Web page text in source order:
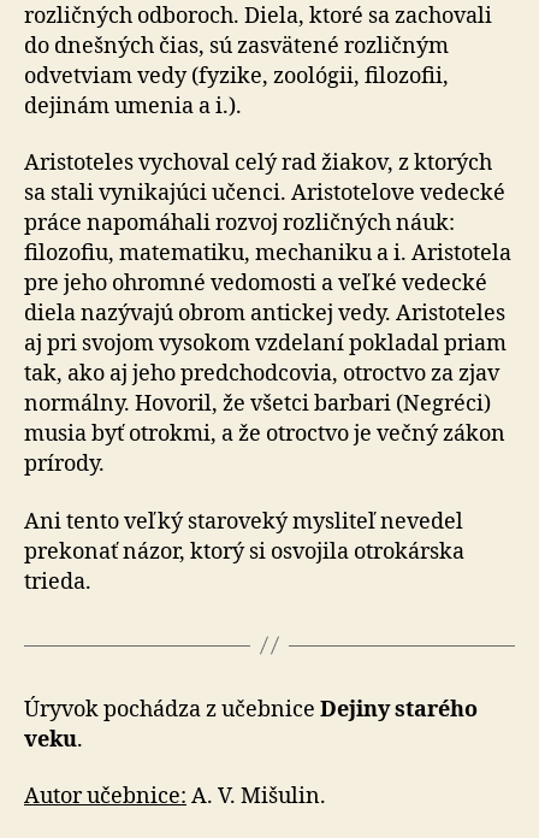
rozličných odboroch. Diela, ktoré sa zachovali
do dnešných čias, sú zasvätené rozličným
odvetviam vedy (fyzike, zoológii, filozofii,
dejinám umenia a i.).
Aristoteles vychoval celý rad žiakov, z ktorých
sa stali vynikajúci učenci. Aristotelove vedecké
práce napomáhali rozvoj rozličných náuk:
filozofiu, matematiku, mechaniku a i. Aristotela
pre jeho ohromné vedomosti a veľké vedecké
diela nazývajú obrom antickej vedy. Aristoteles
aj pri svojom vysokom vzdelaní pokladal priam
tak, ako aj jeho predchodcovia, otroctvo za zjav
normálny. Hovoril, že všetci barbari (Negréci)
musia byť otrokmi, a že otroctvo je večný zákon
prírody.
Ani tento veľký staroveký mysliteľ nevedel
prekonať názor, ktorý si osvojila otrokárska
trieda.
Úryvok pochádza z učebnice Dejiny starého
veku.
Autor učebnice: A. V. Mišulin.